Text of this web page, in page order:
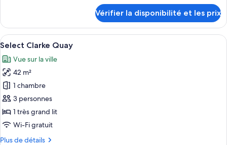
lits
jumeaux
le
type
de
Chambre
Luxe
avec
lits
jumeaux
Vérifier la disponibilité et les prix
Afficher
toutes
les
photos
pour
ce
type
de
chambre :
Une chambre d’hôtel avec un
5
Select Clarke Quay
Vue sur la ville
42 m²
1 chambre
3 personnes
1 très grand lit
Wi-Fi gratuit
Plus de détails
Plus